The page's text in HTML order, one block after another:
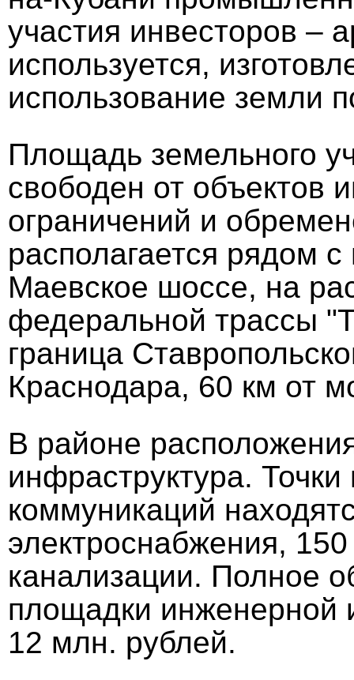
участия инвесторов –
используется,
использование земли
Площадь земельного
свободен от объектов
ограничений и
располагается рядом
Маевское шоссе, на
федеральной трассы
граница
Краснодара, 60 км от
В районе
инфраструктура.
коммуникаций
электроснабжения,
канализации. Полное
площадки инженерной
12 млн. рублей.